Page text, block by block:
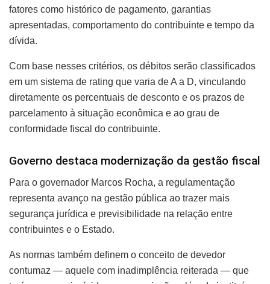
fatores como histórico de pagamento, garantias
apresentadas, comportamento do contribuinte e tempo da
dívida.
Com base nesses critérios, os débitos serão classificados
em um sistema de rating que varia de A a D, vinculando
diretamente os percentuais de desconto e os prazos de
parcelamento à situação econômica e ao grau de
conformidade fiscal do contribuinte.
Governo destaca modernização da gestão fiscal
Para o governador Marcos Rocha, a regulamentação
representa avanço na gestão pública ao trazer mais
segurança jurídica e previsibilidade na relação entre
contribuintes e o Estado.
As normas também definem o conceito de devedor
contumaz — aquele com inadimplência reiterada — que